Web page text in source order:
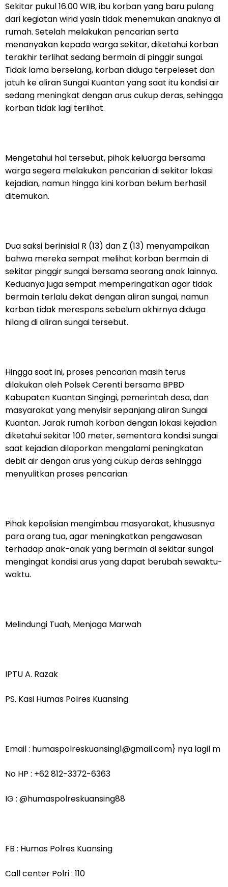
Sekitar pukul 16.00 WIB, ibu korban yang baru pulang
dari kegiatan wirid yasin tidak menemukan anaknya di
rumah. Setelah melakukan pencarian serta
menanyakan kepada warga sekitar, diketahui korban
terakhir terlihat sedang bermain di pinggir sungai.
Tidak lama berselang, korban diduga terpeleset dan
jatuh ke aliran Sungai Kuantan yang saat itu kondisi air
sedang meningkat dengan arus cukup deras, sehingga
korban tidak lagi terlihat.
Mengetahui hal tersebut, pihak keluarga bersama
warga segera melakukan pencarian di sekitar lokasi
kejadian, namun hingga kini korban belum berhasil
ditemukan.
Dua saksi berinisial R (13) dan Z (13) menyampaikan
bahwa mereka sempat melihat korban bermain di
sekitar pinggir sungai bersama seorang anak lainnya.
Keduanya juga sempat memperingatkan agar tidak
bermain terlalu dekat dengan aliran sungai, namun
korban tidak merespons sebelum akhirnya diduga
hilang di aliran sungai tersebut.
Hingga saat ini, proses pencarian masih terus
dilakukan oleh Polsek Cerenti bersama BPBD
Kabupaten Kuantan Singingi, pemerintah desa, dan
masyarakat yang menyisir sepanjang aliran Sungai
Kuantan. Jarak rumah korban dengan lokasi kejadian
diketahui sekitar 100 meter, sementara kondisi sungai
saat kejadian dilaporkan mengalami peningkatan
debit air dengan arus yang cukup deras sehingga
menyulitkan proses pencarian.
Pihak kepolisian mengimbau masyarakat, khususnya
para orang tua, agar meningkatkan pengawasan
terhadap anak-anak yang bermain di sekitar sungai
mengingat kondisi arus yang dapat berubah sewaktu-
waktu.
Melindungi Tuah, Menjaga Marwah
IPTU A. Razak
PS. Kasi Humas Polres Kuansing
Email : humaspolreskuansing1@gmail.com} nya lagil m
No HP : +62 812-3372-6363
IG : @humaspolreskuansing88
FB : Humas Polres Kuansing
Call center Polri : 110